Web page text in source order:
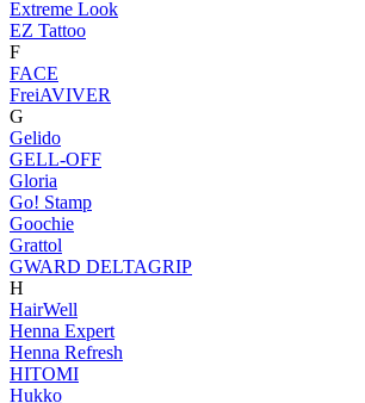
Extreme Look
EZ Tattoo
F
FACE
FreiAVIVER
G
Gelido
GELL-OFF
Gloria
Go! Stamp
Goochie
Grattol
GWARD DELTAGRIP
H
HairWell
Henna Expert
Henna Refresh
HITOMI
Hukko